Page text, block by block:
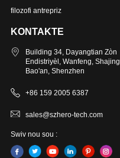
filozofi antrepriz
KONTAKTE
Building 34, Dayangtian Zòn
Endistriyèl, Wanfeng, Shajing,
Bao'an, Shenzhen
+86 159 2005 6387
sales@szhero-tech.com
Swiv nou sou :